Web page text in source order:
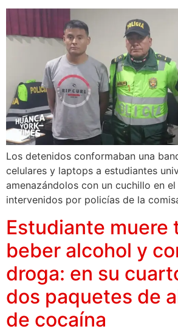
Los detenidos conformaban una
celulares y laptops a estudiantes
amenazándolos con un cuchillo en el
intervenidos por policías de la
Estudiante muere
beber alcohol y
droga: en su
dos paquetes de
de cocaína